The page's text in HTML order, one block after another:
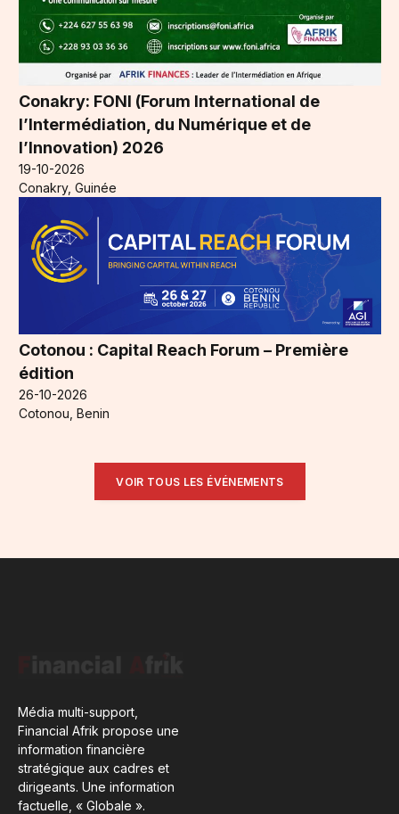
Conakry: FONI (Forum International de
l’Intermédiation, du Numérique et de
l’Innovation) 2026
19-10-2026
Conakry, Guinée
Cotonou : Capital Reach Forum – Première
édition
26-10-2026
Cotonou, Benin
VOIR TOUS LES ÉVÉNEMENTS
Média multi-support,
Financial Afrik propose une
information financière
stratégique aux cadres et
dirigeants. Une information
factuelle, « Globale ».